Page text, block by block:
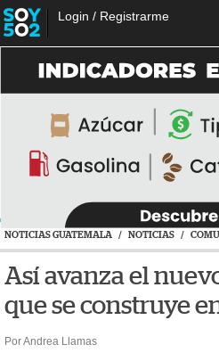
Login / Registrarme
NOTICIAS GUATEMALA / NOTICIAS /
Así avanza el
que se construye
Por Andrea Llamas